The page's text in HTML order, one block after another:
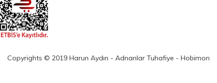
Copyrights © 2019 Harun Aydın - Adnanlar Tuhafiye - Hobimon